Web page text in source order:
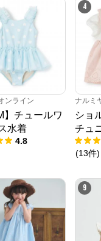
ンライン
】チュールワ
水着
4.8
4
ナルミ
ショ
チュ
(13件)
9
ヤオンライン
式ECサイト
イトが開きます
インからのコメント
プ。人気子供服メゾピアノ
等、全ブランド、全商品をご